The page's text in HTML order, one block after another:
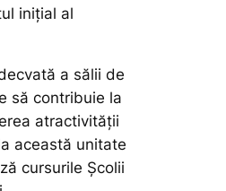
inițial al
a sălii de
să contribuie la
atractivității
această unitate
cursurile Școlii